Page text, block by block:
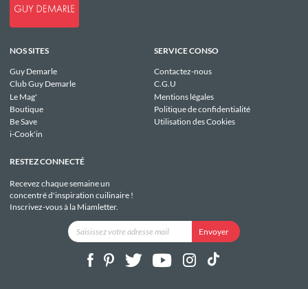
NOS SITES
Guy Demarle
Club Guy Demarle
Le Mag'
Boutique
Be Save
i-Cook'in
SERVICE CONSO
Contactez-nous
C.G.U
Mentions légales
Politique de confidentialité
Utilisation des Cookies
RESTEZ CONNECTÉ
Recevez chaque semaine un
concentré d'inspiration cuilinaire !
Inscrivez-vous à la Miamletter.